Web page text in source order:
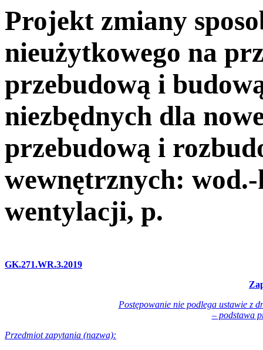
Projekt zmiany
nieużytkowego na
przebudową i
niezbędnych dla
przebudową i
wewnętrznych:
wentylacji, p.
GK.271.WR.3.2019
Postępowanie nie podlega ustawie z
– podstawa
Przedmiot zapytania (nazwa):